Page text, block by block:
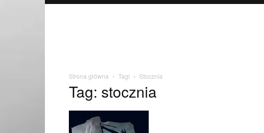
Strona główna Tagi Stocznia
Tag: stocznia